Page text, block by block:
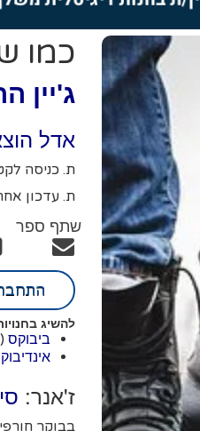
כמו
ג'יין
אדל
ת. כניסה לקטלוג:
ת. עדכון אחרון: 04-
שתף ספר
להשיג
ביבוקס
אינדיבוק
ז'אנר:
בבוקר